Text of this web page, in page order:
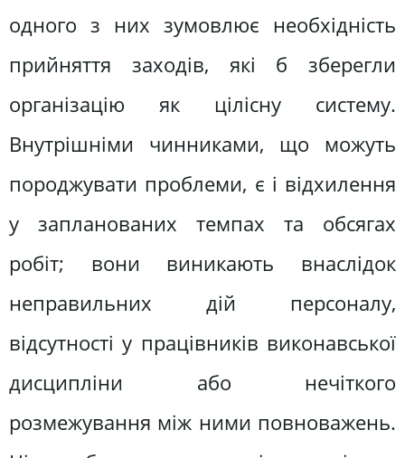
одного з них зумовлює необхідність
прийняття заходів, які б зберегли
організацію як цілісну систему.
Внутрішніми чинниками, що можуть
породжувати проблеми, є і відхилення
у запланованих темпах та обсягах
робіт; вони виникають внаслідок
неправильних дій персоналу,
відсутності у працівників виконавської
дисципліни або нечіткого
розмежування між ними повноважень.